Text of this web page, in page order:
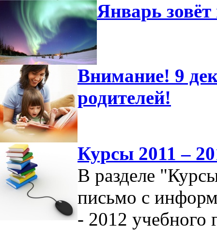
Январь зовёт
Внимание! 9
родителей!
Курсы 2011 –
В разделе
письмо с
- 2012 учебного